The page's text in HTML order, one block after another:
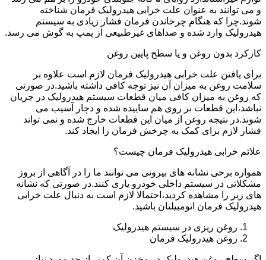
و می توانند به عنوان علت خرابی هیدرولیک فرمان شناخته
شوند.چرا که هنگام چرخاندن فرمان فشار زیادی به سیستم
هیدرولیک وارد شده و صداهای غیرطبیعی از پمپ به گوش می رسد.
کارکرد بدون روغن و یا سطح پایین روغن
برای یافتن علت خرابی هیدرولیک فرمان لازم است علاوه بر
سلامت روغن به میزان آن نیز توجه کافی داشته باشید.در صورتی
که روغن به میزان کافی میان قطعات سیستم هیدرولیک در جریان
نباشد،این قطعات بر روی هم ساییده شده و دچار آسیب می
شوند.در نتیجه روغن از میان این قطعات خارج شده و نمی تواند
فشار لازم برای کمک به چرخش فرمان را ایجاد کند.
علائم خرابی هیدرولیک فرمان چیست؟
همواره برخی نشانه های بیرونی می توانند ما را در آگاهی از بروز
مشکلاتی در سیستم داخلی خودرو یاری کنند.در صورتی که نشانه
های زیر را مشاهده کردید،احتمالا لازم است به دنبال علت خرابی
هیدرولیک فرمان اتومبیلتان باشید.
روغن ریزی در سیستم هیدرولیک
روغن هیدرولیک فرمان